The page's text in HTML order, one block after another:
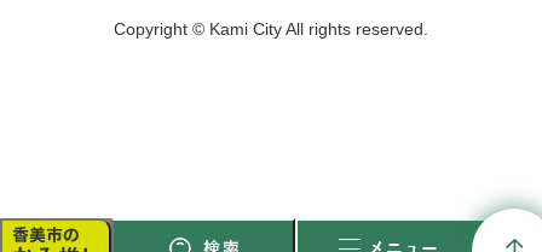
Copyright © Kami City All rights reserved.